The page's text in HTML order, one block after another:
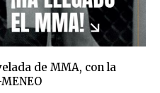
de MMA, con la